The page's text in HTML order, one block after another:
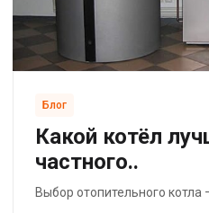
Блог
Какой котёл
частного..
Выбор отопительного котла